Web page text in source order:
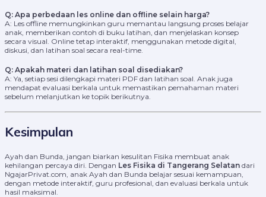
Q: Apa perbedaan les online dan offline selain harga?
A: Les offline memungkinkan guru memantau langsung proses belajar
anak, memberikan contoh di buku latihan, dan menjelaskan konsep
secara visual. Online tetap interaktif, menggunakan metode digital,
diskusi, dan latihan soal secara real-time.
Q: Apakah materi dan latihan soal disediakan?
A: Ya, setiap sesi dilengkapi materi PDF dan latihan soal. Anak juga
mendapat evaluasi berkala untuk memastikan pemahaman materi
sebelum melanjutkan ke topik berikutnya.
Kesimpulan
Ayah dan Bunda, jangan biarkan kesulitan Fisika membuat anak
kehilangan percaya diri. Dengan Les Fisika di Tangerang Selatan dari
NgajarPrivat.com, anak Ayah dan Bunda belajar sesuai kemampuan,
dengan metode interaktif, guru profesional, dan evaluasi berkala untuk
hasil maksimal.